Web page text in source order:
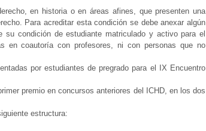
en historia o en áreas afines, que presenten una
Para acreditar esta condición se debe anexar algún
su condición de estudiante matriculado y activo para el
en coautoría con profesores, ni con personas que no
por estudiantes de pregrado para el IX Encuentro
premio en concursos anteriores del ICHD, en los dos
estructura: